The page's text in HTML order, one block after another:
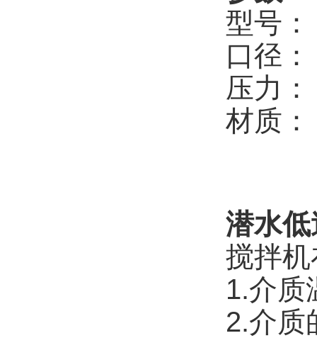
型号
口径
压力
材质
潜水
搅拌
1.介
2.介质